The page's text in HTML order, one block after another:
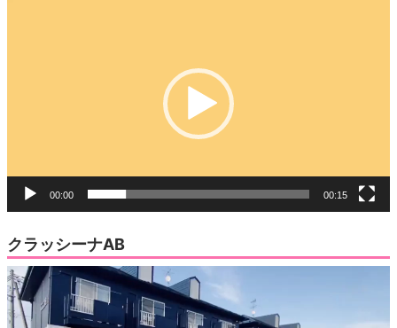
00:00 00:15
クラッシーナAB
動
画
プ